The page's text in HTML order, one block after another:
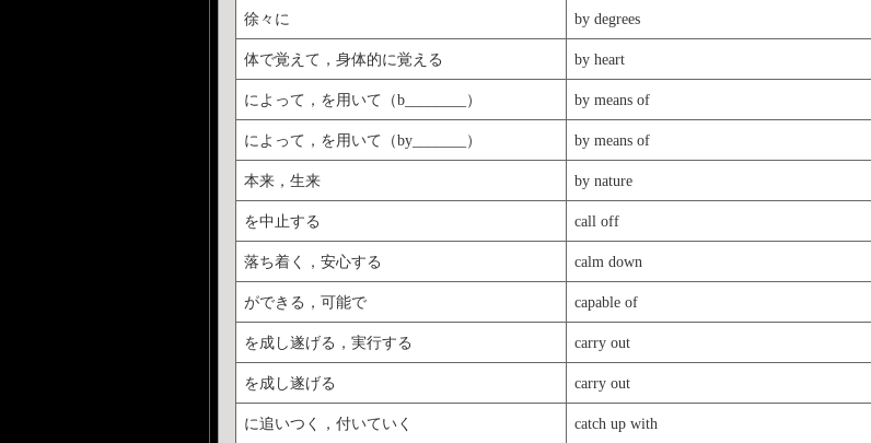
徐々に by degrees
体で覚えて，身体的に覚える by heart
によって，を用いて（b________） by means of
によって，を用いて（by_______） by means of
本来，生来 by nature
を中止する call off
落ち着く，安心する calm down
ができる，可能で capable of
を成し遂げる，実行する carry out
を成し遂げる carry out
に追いつく，付いていく catch up with